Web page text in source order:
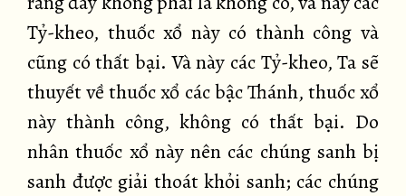
Tỷ-kheo, thuốc xổ này có thành công và
cũng có thất bại. Và này các Tỷ-kheo, Ta sẽ
thuyết về thuốc xổ các bậc Thánh, thuốc xổ
này thành công, không có thất bại. Do
nhân thuốc xổ này nên các chúng sanh bị
sanh được giải thoát khỏi sanh; các chúng